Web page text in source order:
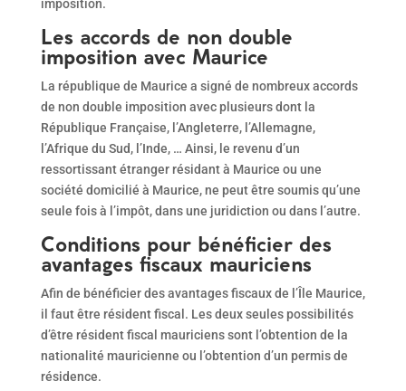
imposition.
Les accords de non double
imposition avec Maurice
La république de Maurice a signé de nombreux accords
de non double imposition avec plusieurs dont la
République Française, l’Angleterre, l’Allemagne,
l’Afrique du Sud, l’Inde, … Ainsi, le revenu d’un
ressortissant étranger résidant à Maurice ou une
société domicilié à Maurice, ne peut être soumis qu’une
seule fois à l’impôt, dans une juridiction ou dans l’autre.
Conditions pour bénéficier des
avantages fiscaux mauriciens
Afin de bénéficier des avantages fiscaux de l’Île Maurice,
il faut être résident fiscal. Les deux seules possibilités
d’être résident fiscal mauriciens sont l’obtention de la
nationalité mauricienne ou l’obtention d’un permis de
résidence.